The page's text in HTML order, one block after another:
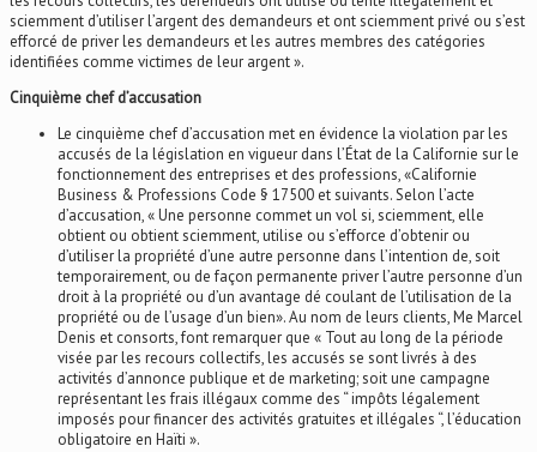
sciemment d’utiliser l’argent des demandeurs et ont sciemment privé ou s’est
efforcé de priver les demandeurs et les autres membres des catégories
identifiées comme victimes de leur argent ».
Cinquième chef d’accusation
Le cinquième chef d’accusation met en évidence la violation par les
accusés de la législation en vigueur dans l’État de la Californie sur le
fonctionnement des entreprises et des professions, «Californie
Business & Professions Code § 17500 et suivants. Selon l’acte
d’accusation, « Une personne commet un vol si, sciemment, elle
obtient ou obtient sciemment, utilise ou s’efforce d’obtenir ou
d’utiliser la propriété d’une autre personne dans l’intention de, soit
temporairement, ou de façon permanente priver l’autre personne d’un
droit à la propriété ou d’un avantage dé coulant de l’utilisation de la
propriété ou de l’usage d’un bien». Au nom de leurs clients, Me Marcel
Denis et consorts, font remarquer que « Tout au long de la période
visée par les recours collectifs, les accusés se sont livrés à des
activités d’annonce publique et de marketing; soit une campagne
représentant les frais illégaux comme des “ impôts légalement
imposés pour financer des activités gratuites et illégales “, l’éducation
obligatoire en Haïti ».